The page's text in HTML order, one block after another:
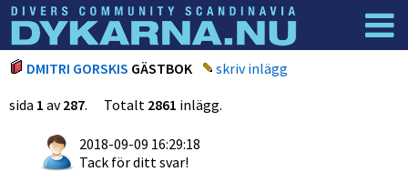
Dyknyheter
DMITRI GORSKIS GÄSTBOK
skriv inlägg
sida 1 av287. Totalt 2861 inlägg.
2018-09-09 16:29:18
Tack för ditt svar!